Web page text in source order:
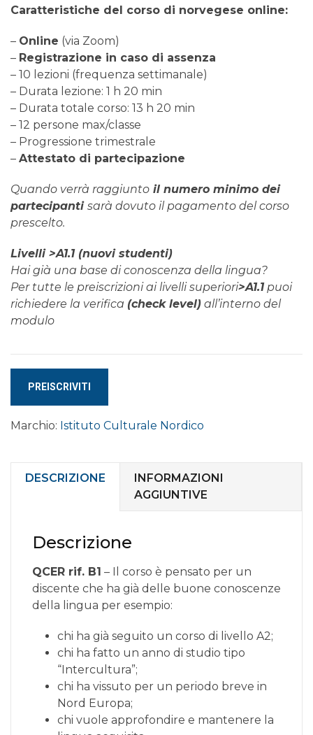
Caratteristiche del corso di norvegese online:
– Online (via Zoom)
– Registrazione in caso di assenza
– 10 lezioni (frequenza settimanale)
– Durata lezione: 1 h 20 min
– Durata totale corso: 13 h 20 min
– 12 persone max/classe
– Progressione trimestrale
– Attestato di partecipazione
Quando verrà raggiunto il numero minimo dei
partecipanti sarà dovuto il pagamento del corso
prescelto.
Livelli >A1.1 (nuovi studenti)
Hai già una base di conoscenza della lingua?
Per tutte le preiscrizioni ai livelli superiori>A1.1puoi
richiedere la verifica (check level) all’interno del
modulo
NORVEGESE
online
INTERMEDIO
B1.2
PREISCRIVITI
Marchio: Istituto Culturale Nordico
DESCRIZIONE
INFORMAZIONI
AGGIUNTIVE
Descrizione
QCER rif. B1 – Il corso è pensato per un
discente che ha già delle buone conoscenze
della lingua per esempio:
chi ha già seguito un corso di livello A2;
chi ha fatto un anno di studio tipo
“Intercultura”;
chi ha vissuto per un periodo breve in
Nord Europa;
chi vuole approfondire e mantenere la